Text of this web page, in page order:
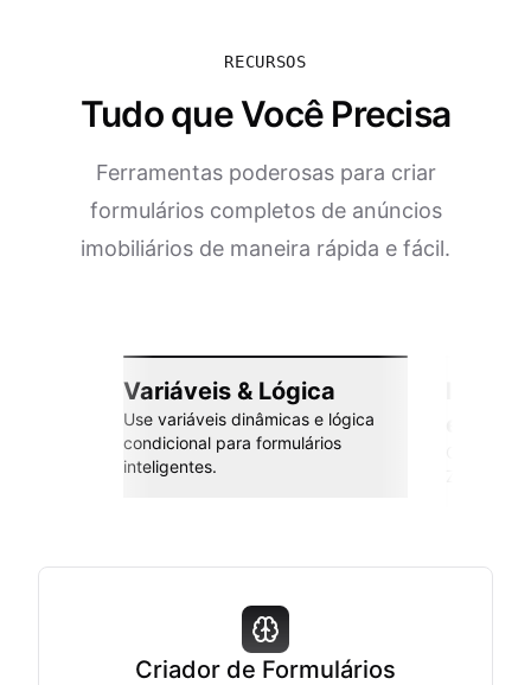
RECURSOS
Tudo que Você Precisa
Ferramentas poderosas para criar
formulários completos de anúncios
imobiliários de maneira rápida e fácil.
Variáveis & Lógica
Use variáveis dinâmicas e lógica
condicional para formulários
inteligentes.
Criador de Formulários